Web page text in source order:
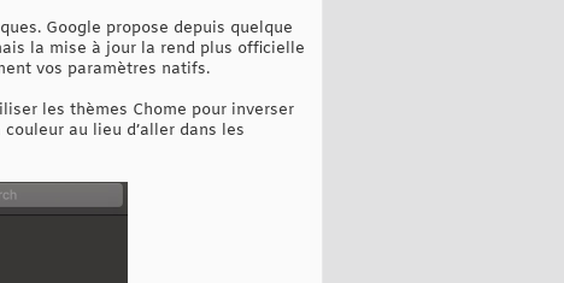
Google propose depuis quelque
la mise à jour la rend plus officielle
vos paramètres natifs.
les thèmes Chome pour inverser
au lieu d’aller dans les